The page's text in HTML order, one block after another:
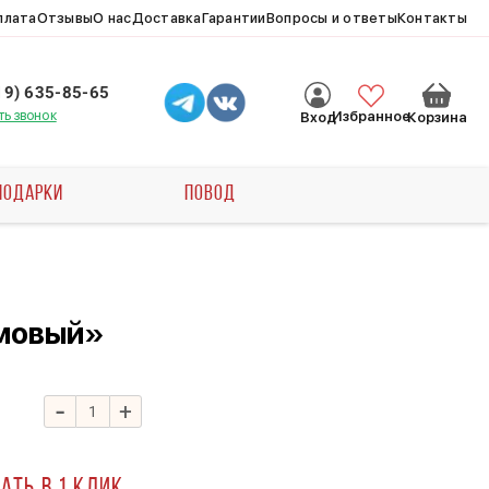
ОтзывыО насДоставкаГарантииВопросы и ответыКонтакты
635-85-65
звонок ВходИзбранноеКорзина
ПОВОД
- +